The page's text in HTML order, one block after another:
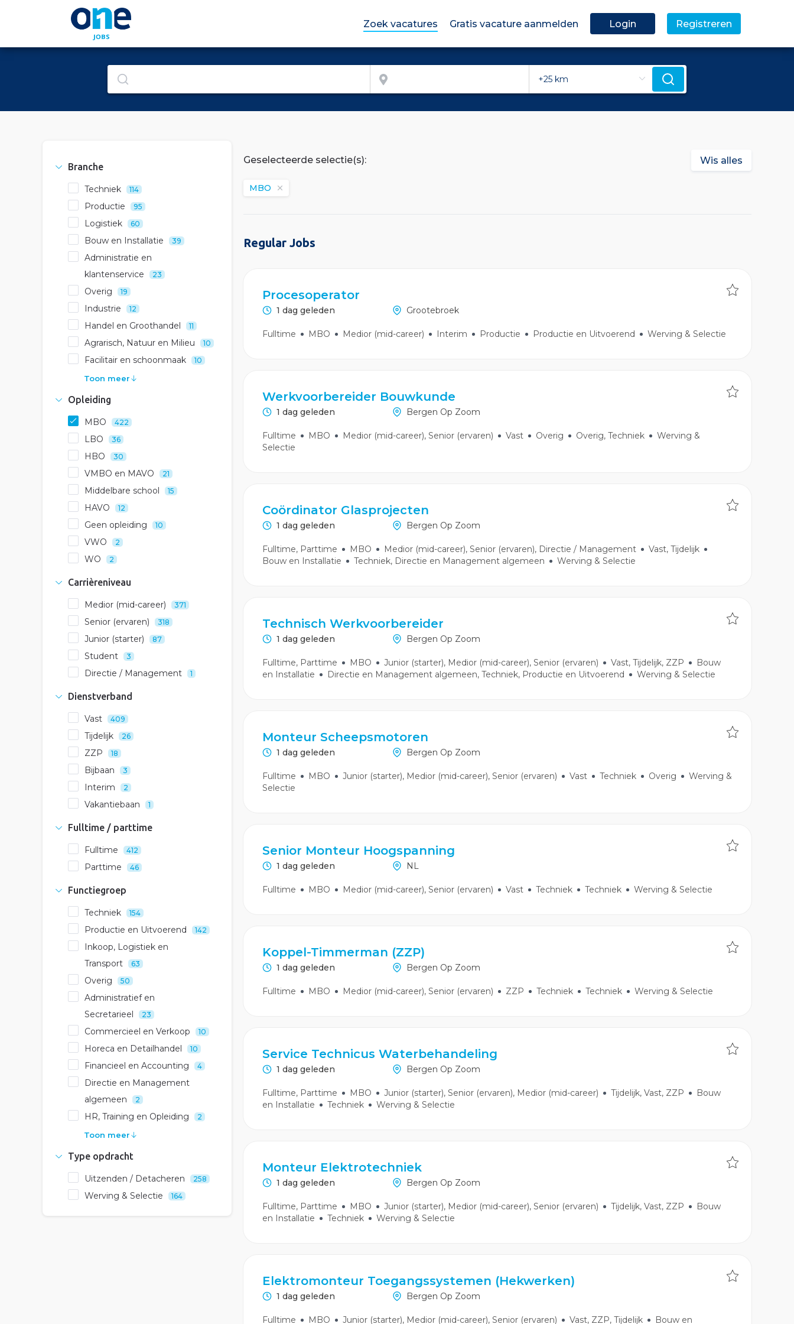
Zoek vacatures Gratis vacature aanmelden Login Registreren
Branche
Techniek 114
Productie 95
Logistiek 60
Bouw en Installatie 39
Administratie en
klantenservice
23
Overig 19
Industrie 12
Handel en Groothandel 11
Agrarisch, Natuur en Milieu 10
Facilitair en schoonmaak 10
Toon meer
Opleiding
MBO 422
LBO 36
HBO 30
VMBO en MAVO 21
Middelbare school 15
HAVO 12
Geen opleiding 10
VWO 2
WO 2
Carrièreniveau
Medior (mid-career) 371
Senior (ervaren) 318
Junior (starter) 87
Student 3
Directie / Management 1
Dienstverband
Vast 409
Tijdelijk 26
ZZP 18
Bijbaan 3
Interim 2
Vakantiebaan 1
Fulltime / parttime
Fulltime 412
Parttime 46
Functiegroep
Techniek 154
Productie en Uitvoerend 142
Inkoop, Logistiek en
Transport
63
Overig 50
Administratief en
Secretarieel
23
Commercieel en Verkoop 10
Horeca en Detailhandel 10
Financieel en Accounting 4
Directie en Management
algemeen
2
HR, Training en Opleiding 2
Toon meer
Type opdracht
Uitzenden / Detacheren 258
Werving & Selectie 164
Geselecteerde selectie(s): Wis alles
MBO
Regular Jobs
Procesoperator
1 dag geleden Grootebroek
Fulltime MBO Medior (mid-career) Interim Productie Productie en Uitvoerend Werving & Selectie
Werkvoorbereider Bouwkunde
1 dag geleden Bergen Op Zoom
Fulltime MBO Medior (mid-career), Senior (ervaren) Vast Overig Overig, Techniek
Werving &
Selectie
Coördinator Glasprojecten
1 dag geleden Bergen Op Zoom
Fulltime, Parttime MBO Medior (mid-career), Senior (ervaren), Directie / Management
Vast, Tijdelijk
Bouw en Installatie
Techniek, Directie en Management algemeen Werving & Selectie
Technisch Werkvoorbereider
1 dag geleden Bergen Op Zoom
Fulltime, Parttime MBO Junior (starter), Medior (mid-career), Senior (ervaren) Vast, Tijdelijk, ZZP
Bouw
en Installatie
Directie en Management algemeen, Techniek, Productie en Uitvoerend Werving & Selectie
Monteur Scheepsmotoren
1 dag geleden Bergen Op Zoom
Fulltime MBO Junior (starter), Medior (mid-career), Senior (ervaren) Vast Techniek Overig
Werving &
Selectie
Senior Monteur Hoogspanning
1 dag geleden NL
Fulltime MBO Medior (mid-career), Senior (ervaren) Vast Techniek Techniek Werving & Selectie
Koppel-Timmerman (ZZP)
1 dag geleden Bergen Op Zoom
Fulltime MBO Medior (mid-career), Senior (ervaren) ZZP Techniek Techniek Werving & Selectie
Service Technicus Waterbehandeling
1 dag geleden Bergen Op Zoom
Fulltime, Parttime MBO Junior (starter), Senior (ervaren), Medior (mid-career) Tijdelijk, Vast, ZZP
Bouw
en Installatie
Techniek Werving & Selectie
Monteur Elektrotechniek
1 dag geleden Bergen Op Zoom
Fulltime, Parttime MBO Junior (starter), Medior (mid-career), Senior (ervaren) Tijdelijk, Vast, ZZP
Bouw
en Installatie
Techniek Werving & Selectie
Elektromonteur Toegangssystemen (Hekwerken)
1 dag geleden Bergen Op Zoom
Fulltime MBO Junior (starter), Medior (mid-career), Senior (ervaren) Vast, ZZP, Tijdelijk Bouw en